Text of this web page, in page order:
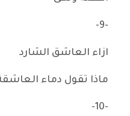
-9-
ازاء العاشق الشارد
ماذا تقول دماء
-10-